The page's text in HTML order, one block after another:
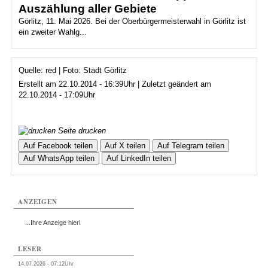
Auszählung aller Gebiete
Görlitz, 11. Mai 2026. Bei der Oberbürgermeisterwahl in Görlitz ist
ein zweiter Wahlg...
Quelle: red | Foto: Stadt Görlitz
Erstellt am 22.10.2014 - 16:39Uhr | Zuletzt geändert am
22.10.2014 - 17:09Uhr
Seite drucken
Auf Facebook teilen
Auf X teilen
Auf Telegram teilen
Auf WhatsApp teilen
Auf LinkedIn teilen
ANZEIGEN
...Ihre Anzeige hier!
LESER
14.07.2026 - 07:12Uhr